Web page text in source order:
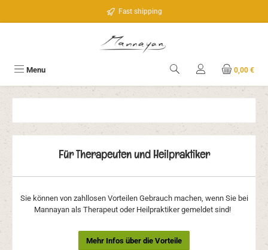
Fast shipping
Menu 0,00 €
Für Therapeuten und Heilpraktiker
Sie können von zahllosen Vorteilen Gebrauch machen, wenn Sie bei
Mannayan als Therapeut oder Heilpraktiker gemeldet sind!
Mehr Infos über die Vorteile